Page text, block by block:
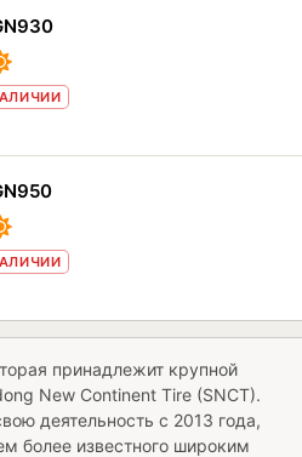
принадлежит крупной
New Continent Tire (SNCT).
деятельность с 2013 года,
более известного широким